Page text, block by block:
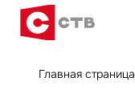
Главная страница